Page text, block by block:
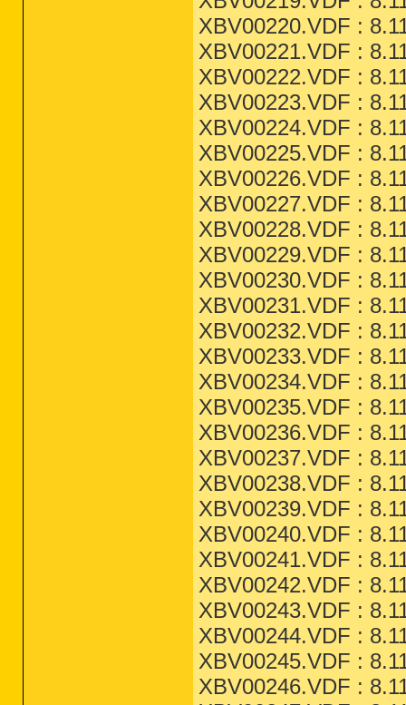
XBV00220.VDF :
XBV00221.VDF :
XBV00222.VDF :
XBV00223.VDF :
XBV00224.VDF :
XBV00225.VDF :
XBV00226.VDF :
XBV00227.VDF :
XBV00228.VDF :
XBV00229.VDF :
XBV00230.VDF :
XBV00231.VDF :
XBV00232.VDF :
XBV00233.VDF :
XBV00234.VDF :
XBV00235.VDF :
XBV00236.VDF :
XBV00237.VDF :
XBV00238.VDF :
XBV00239.VDF :
XBV00240.VDF :
XBV00241.VDF :
XBV00242.VDF :
XBV00243.VDF :
XBV00244.VDF :
XBV00245.VDF :
XBV00246.VDF :